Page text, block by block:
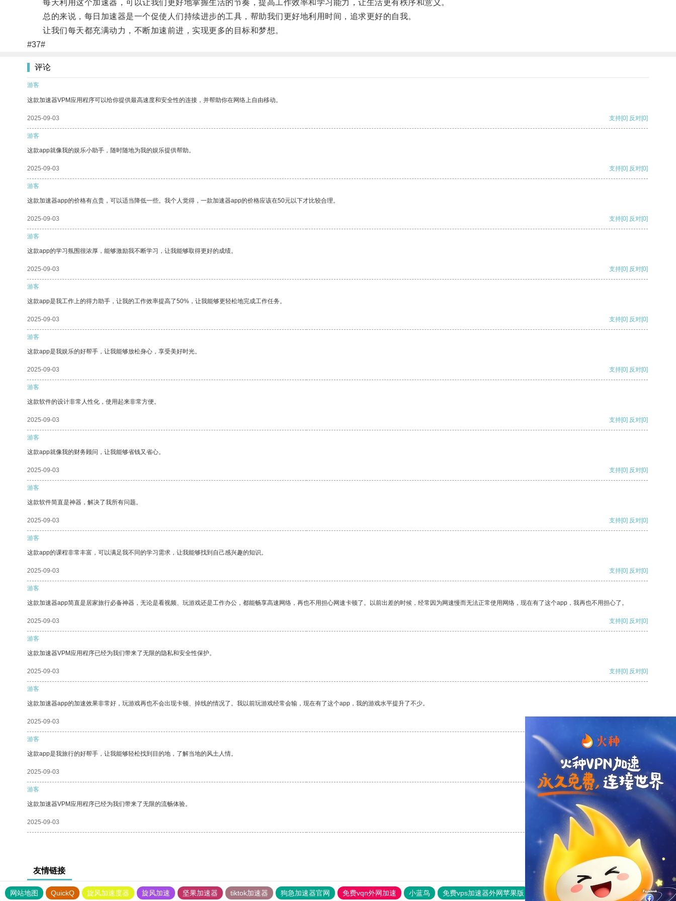
每天利用这个加速器，可以让我们更好地掌握生活的节奏，提高工作效率和学习能力，让生活更有秩序和意义。
总的来说，每日加速器是一个促使人们持续进步的工具，帮助我们更好地利用时间，追求更好的自我。
让我们每天都充满动力，不断加速前进，实现更多的目标和梦想。
#37#
评论
游客
这款加速器VPM应用程序可以给你提供最高速度和安全性的连接，并帮助你在网络上自由移动。
2025-09-03 支持[0] 反对[0]
游客
这款app就像我的娱乐小助手，随时随地为我的娱乐提供帮助。
2025-09-03 支持[0] 反对[0]
游客
这款加速器app的价格有点贵，可以适当降低一些。我个人觉得，一款加速器app的价格应该在50元以下才比较合理。
2025-09-03 支持[0] 反对[0]
游客
这款app的学习氛围很浓厚，能够激励我不断学习，让我能够取得更好的成绩。
2025-09-03 支持[0] 反对[0]
游客
这款app是我工作上的得力助手，让我的工作效率提高了50%，让我能够更轻松地完成工作任务。
2025-09-03 支持[0] 反对[0]
游客
这款app是我娱乐的好帮手，让我能够放松身心，享受美好时光。
2025-09-03 支持[0] 反对[0]
游客
这款软件的设计非常人性化，使用起来非常方便。
2025-09-03 支持[0] 反对[0]
游客
这款app就像我的财务顾问，让我能够省钱又省心。
2025-09-03 支持[0] 反对[0]
游客
这款软件简直是神器，解决了我所有问题。
2025-09-03 支持[0] 反对[0]
游客
这款app的课程非常丰富，可以满足我不同的学习需求，让我能够找到自己感兴趣的知识。
2025-09-03 支持[0] 反对[0]
游客
这款加速器app简直是居家旅行必备神器，无论是看视频、玩游戏还是工作办公，都能畅享高速网络，再也不用担心网速卡顿了。以前出差的时候，经常因为网速慢而无法正常使用网络，现在有了这个app，我再也不用担心了。
2025-09-03 支持[0] 反对[0]
游客
这款加速器VPM应用程序已经为我们带来了无限的隐私和安全性保护。
2025-09-03 支持[0] 反对[0]
游客
这款加速器app的加速效果非常好，玩游戏再也不会出现卡顿、掉线的情况了。我以前玩游戏经常会输，现在有了这个app，我的游戏水平提升了不少。
2025-09-03
游客
这款app是我旅行的好帮手，让我能够轻松找到目的地，了解当地的风土人情。
2025-09-03 支持 [0] 反对 [0]
游客
这款加速器VPM应用程序已经为我们带来了无限的流畅体验。
2025-09-03 支持
友情链接
网站地图 QuickQ 旋风加速度器 旋风加速 坚果加速器 tiktok加速器 狗急加速器官网 免费vqn外网加速 小蓝鸟 免费vps加速器外网苹果版 旋风加速度器 快连加速器